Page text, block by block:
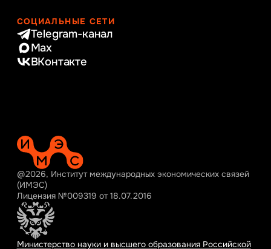
СОЦИАЛЬНЫЕ СЕТИ
Telegram-канал
Max
ВКонтакте
@2026, Институт международных экономических связей
(ИМЭС)
Лицензия №009319 от 18.07.2016
Министерство науки и высшего образования Российской